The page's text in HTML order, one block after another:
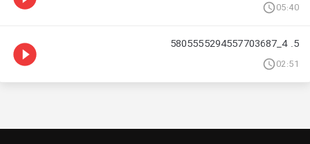
05:40
5. 4_5805555294557703687
02:51